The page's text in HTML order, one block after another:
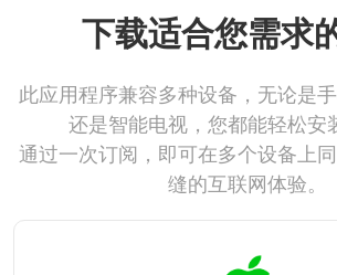
下载适合您需求
此应用程序兼容多种设备，无论是
还是智能电视，您都能轻松安
通过一次订阅，即可在多个设备上
缝的互联网体验。